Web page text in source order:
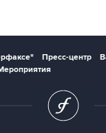
Пресс-центр